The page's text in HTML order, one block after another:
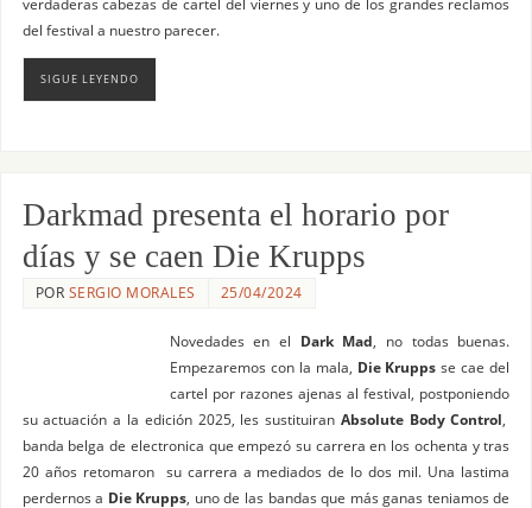
del festival a nuestro parecer.
SIGUE LEYENDO
Darkmad presenta el horario por
días y se caen Die Krupps
POR SERGIO MORALES 25/04/2024
Novedades en el Dark Mad , no todas buenas.
Empezaremos con la mala, Die Krupps se cae del
cartel por razones ajenas al festival, postponiendo
su actuación a la edición 2025, les sustituiran Absolute Body Control
banda belga de electronica que empezó su carrera en los ochenta y tras
20 años retomaron su carrera a mediados de lo dos mil. Una lastima
perdernos a Die Krupps , uno de las bandas que más ganas teniamos de